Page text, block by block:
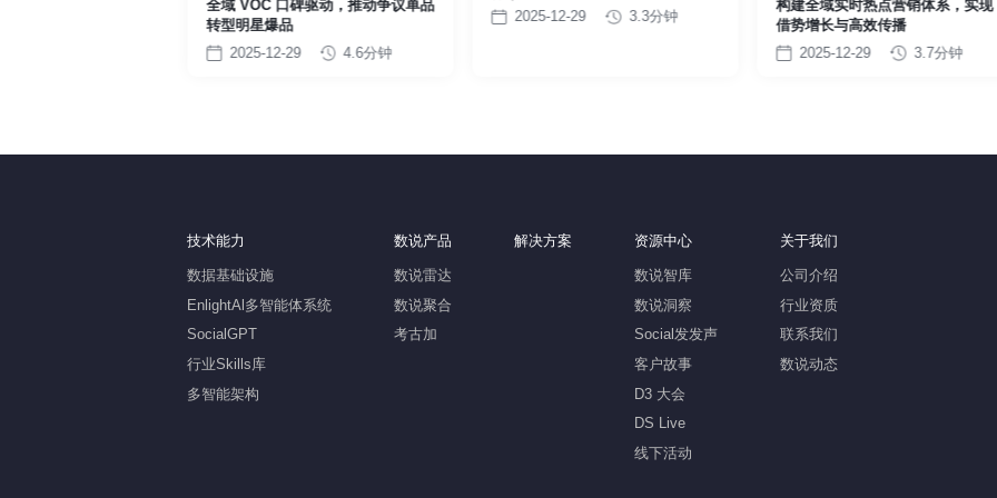
全域 VOC 口碑驱动，推动争议单品
转型明星爆品
2025-12-29
4.6分钟
输出
2025-12-29 3.3分钟
构建全域实时热点营销体系，实现
借势增长与高效传播
2025-12-29
3.7分钟
技术能力
数据基础设施
EnlightAl多智能体系统
SocialGPT
行业Skills库
多智能架构
数说产品
数说雷达
数说聚合
考古加
解决方案 资源中心
数说智库
数说洞察
Social发发声
客户故事
D3 大会
DS Live
线下活动
关于我们
公司介绍
行业资质
联系我们
数说动态